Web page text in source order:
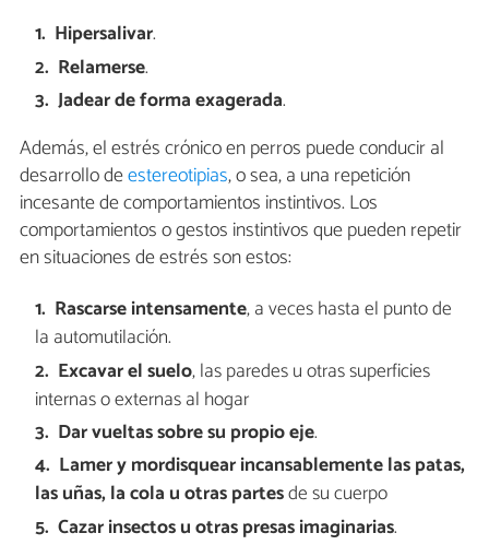
Hipersalivar.
Relamerse.
Jadear de forma exagerada.
Además, el estrés crónico en perros puede conducir al
desarrollo deestereotipias, o sea, a una repetición
incesante de comportamientos instintivos. Los
comportamientos o gestos instintivos que pueden repetir
en situaciones de estrés son estos:
Rascarse intensamente, a veces hasta el punto de
la automutilación.
Excavar el suelo, las paredes u otras superficies
internas o externas al hogar
Dar vueltas sobre su propio eje.
Lamer y mordisquear incansablemente las patas,
las uñas, la cola u otras partesde su cuerpo
Cazar insectos u otras presas imaginarias.